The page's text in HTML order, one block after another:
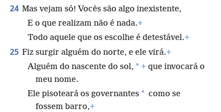
24 Mas vejam só! Vocês são algo inexistente,
E o que realizam não é nada.+
Todo aquele que os escolhe é detestável.+
25 Fiz surgir alguém do norte, e ele virá.+
Alguém do nascente do sol, * + que invocará o
meu nome.
Ele pisoteará os governantes * como se
fossem barro,+